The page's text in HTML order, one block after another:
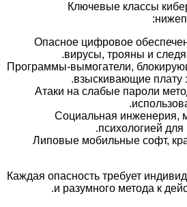
Ключевые классы
Опасное цифровое
вирусы, трояны и
Программы-вымогатели,
взыскивающие плату
Атаки на слабые пароли
Социальная инженерия,
психологией для
Липовые мобильные софт,
Каждая опасность требует
и разумного метода к